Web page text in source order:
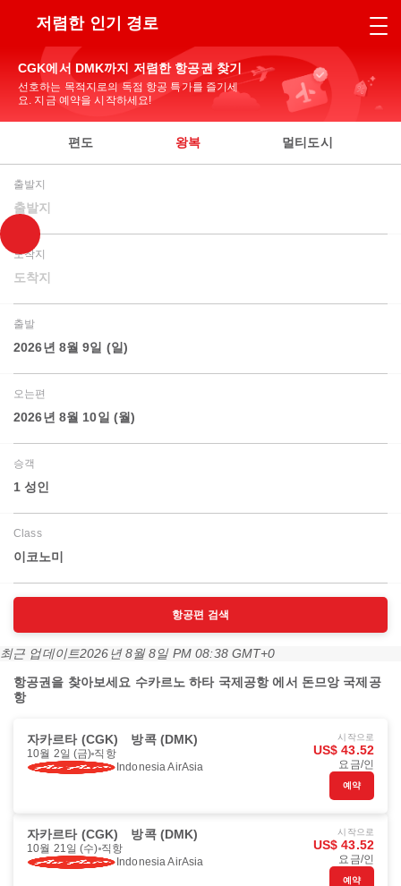
저렴한 인기 경로
CGK에서 DMK까지 저렴한 항공권 찾기
선호하는 목적지로의 독점 항공 특가를 즐기세
요. 지금 예약을 시작하세요!
편도 왕복 멀티도시
출발지
출발지
도착지
도착지
출발
2026년 8월 9일 (일)
오는편
2026년 8월 10일 (월)
승객
1 성인
Class
이코노미
항공편 검색
최근 업데이트2026년 8월 8일 PM 08:38 GMT+0
항공권을 찾아보세요 수카르노 하타 국제공항 에서 돈므앙 국제공
항
자카르타 (CGK) 방콕 (DMK)
10월 2일 (금) 직항
Indonesia AirAsia
시작으로
US$ 43.52
요금/인
예약
자카르타 (CGK) 방콕 (DMK)
10월 21일 (수) 직항
Indonesia AirAsia
시작으로
US$ 43.52
요금/인
예약